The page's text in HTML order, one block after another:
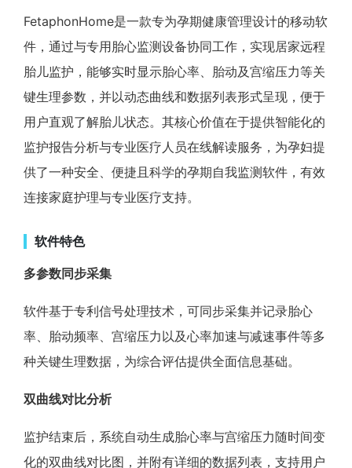
FetaphonHome是一款专为孕期健康管理设计的移动软
件，通过与专用胎心监测设备协同工作，实现居家远程
胎儿监护，能够实时显示胎心率、胎动及宫缩压力等关
键生理参数，并以动态曲线和数据列表形式呈现，便于
用户直观了解胎儿状态。其核心价值在于提供智能化的
监护报告分析与专业医疗人员在线解读服务，为孕妇提
供了一种安全、便捷且科学的孕期自我监测软件，有效
连接家庭护理与专业医疗支持。
软件特色
多参数同步采集
软件基于专利信号处理技术，可同步采集并记录胎心
率、胎动频率、宫缩压力以及心率加速与减速事件等多
种关键生理数据，为综合评估提供全面信息基础。
双曲线对比分析
监护结束后，系统自动生成胎心率与宫缩压力随时间变
化的双曲线对比图，并附有详细的数据列表，支持用户